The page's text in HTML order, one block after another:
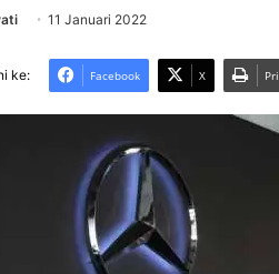
11 Januari 2022
ke: Facebook X